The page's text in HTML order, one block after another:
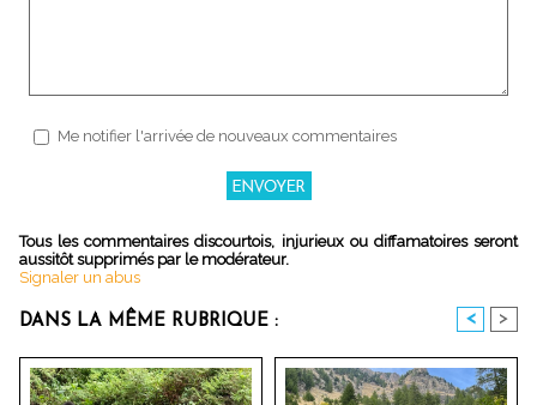
Me notifier l'arrivée de nouveaux commentaires
Tous les commentaires discourtois, injurieux ou diffamatoires seront
aussitôt supprimés par le modérateur.
Signaler un abus
DANS LA MÊME RUBRIQUE : < >